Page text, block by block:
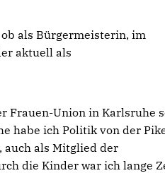
als Bürgermeisterin, im
aktuell als
Frauen-Union in Karlsruhe
habe ich Politik von der
auch als Mitglied der
die Kinder war ich lange